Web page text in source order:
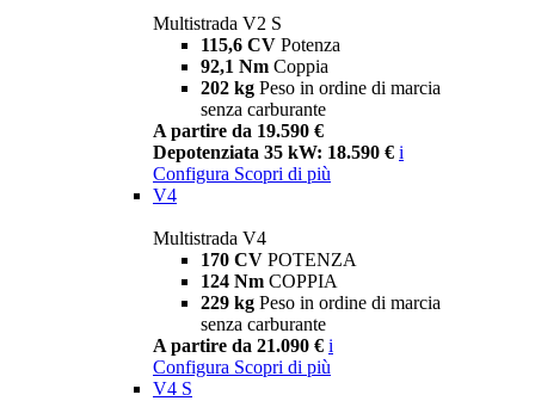
Multistrada V2 S
115,6 CV Potenza
92,1 Nm Coppia
202 kg Peso in ordine di marcia
senza carburante
A partire da 19.590 €
Depotenziata 35 kW: 18.590 € i
Configura Scopri di più
V4
Multistrada V4
170 CV POTENZA
124 Nm COPPIA
229 kg Peso in ordine di marcia
senza carburante
A partire da 21.090 € i
Configura Scopri di più
V4 S